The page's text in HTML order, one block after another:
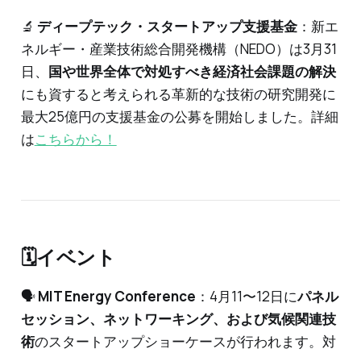
🔬 ディープテック・スタートアップ支援基金：新エ
ネルギー・産業技術総合開発機構（NEDO）は3月31
日、 国や世界全体で対処すべき経済社会課題の解決
にも資すると考えられる革新的な技術の研究開発に
最大25億円の支援基金の公募を開始しました。詳細
はこちらから！
🗓イベント
🗣️MIT Energy Conference ：4月11〜12日にパネル
セッション、ネットワーキング、および気候関連技
術のスタートアップショーケースが行われます。対